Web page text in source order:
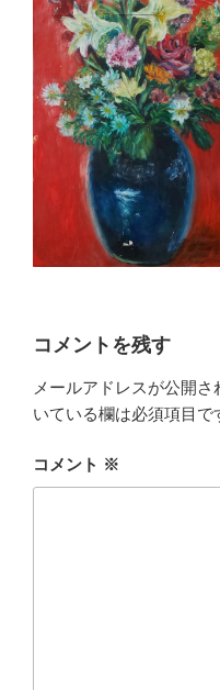
コメントを残す
メールアドレスが公開さ
いている欄は必須項目で
コメント ※